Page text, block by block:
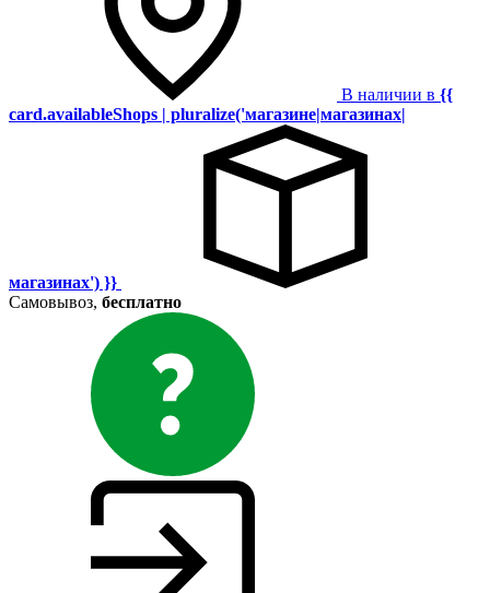
В наличии в {{
card.availableShops | pluralize('магазине|магазинах|
магазинах') }}
Самовывоз, бесплатно